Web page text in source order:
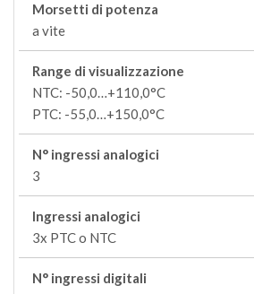
Morsetti di potenza
a vite
Range di visualizzazione
NTC: -50,0…+110,0°C
PTC: -55,0…+150,0°C
N° ingressi analogici
3
Ingressi analogici
3x PTC o NTC
N° ingressi digitali